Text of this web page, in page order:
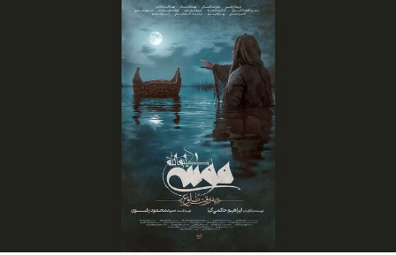
قوانین بازنشر
تبلیغات راه نو نیوز
آوین دیلی
پایگاه خبری آبان